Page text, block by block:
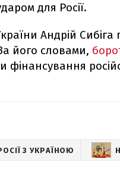
для Росії.
Андрій
його словами,
З УКРАЇНОЮ